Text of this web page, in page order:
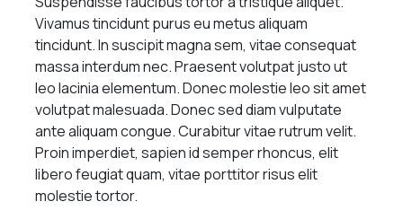
Vivamus tincidunt purus eu metus aliquam
tincidunt. In suscipit magna sem, vitae consequat
massa interdum nec. Praesent volutpat justo ut
leo lacinia elementum. Donec molestie leo sit amet
volutpat malesuada. Donec sed diam vulputate
ante aliquam congue. Curabitur vitae rutrum velit.
Proin imperdiet, sapien id semper rhoncus, elit
libero feugiat quam, vitae porttitor risus elit
molestie tortor.